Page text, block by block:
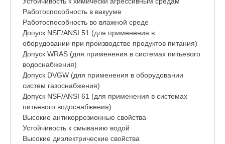
Работоспособность в вакууме
Работоспособность во влажной среде
Допуск NSF/ANSI 51 (для применения в
оборудовании при производстве продуктов питания)
Допуск WRAS (для применения в системах питьевого
водоснабжения)
Допуск DVGW (для применения в оборудовании
систем газоснабжения)
Допуск NSF/ANSI 61 (для применения в системах
питьевого водоснабжения)
Высокие антикоррозионные свойства
Устойчивость к смыванию водой
Высокие диэлектрические свойства